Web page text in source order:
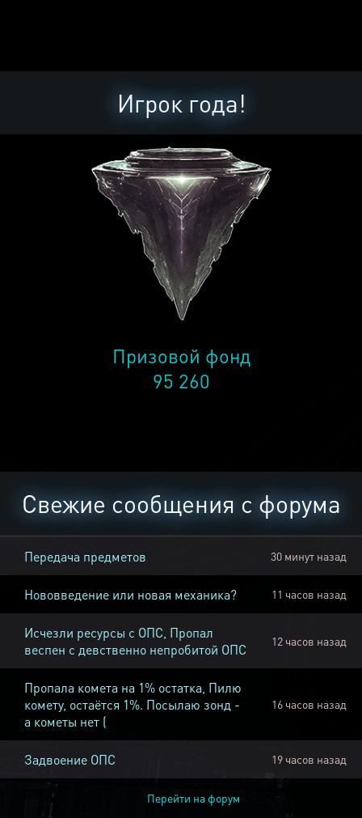
Игрок года!
Призовой фонд
95 260
Свежие сообщения с форума
Передача предметов 30 минут назад
Нововведение или новая механика? 11 часов назад
Исчезли ресурсы с ОПС, Пропал
веспен с девственно непробитой ОПС
12 часов назад
Пропала комета на 1% остатка, Пилю
комету, остаётся 1%. Посылаю зонд -
а кометы нет (
16 часов назад
Задвоение ОПС 19 часов назад
Перейти на форум